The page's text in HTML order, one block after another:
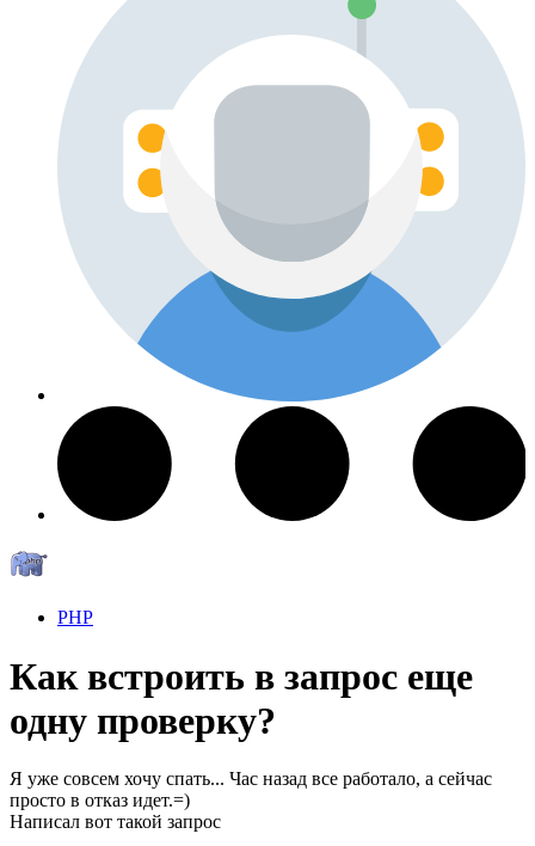
PHP
Как встроить в запрос еще
одну проверку?
Я уже совсем хочу спать... Час назад все работало, а сейчас
просто в отказ идет.=)
Написал вот такой запрос